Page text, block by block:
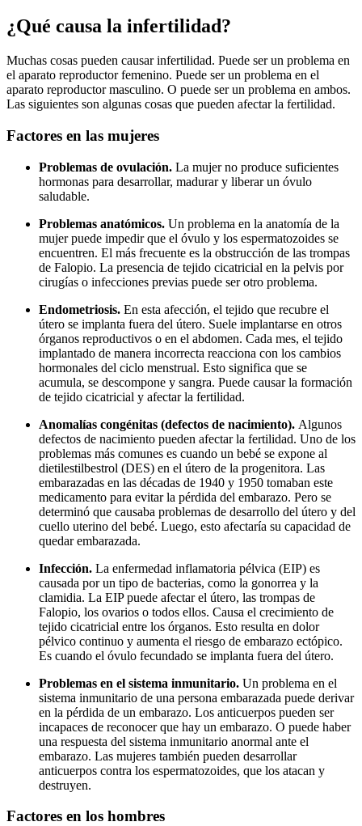
¿Qué causa la infertilidad?
Muchas cosas pueden causar infertilidad. Puede ser un problema en
el aparato reproductor femenino. Puede ser un problema en el
aparato reproductor masculino. O puede ser un problema en ambos.
Las siguientes son algunas cosas que pueden afectar la fertilidad.
Factores en las mujeres
Problemas de ovulación. La mujer no produce suficientes
hormonas para desarrollar, madurar y liberar un óvulo
saludable.
Problemas anatómicos. Un problema en la anatomía de la
mujer puede impedir que el óvulo y los espermatozoides se
encuentren. El más frecuente es la obstrucción de las trompas
de Falopio. La presencia de tejido cicatricial en la pelvis por
cirugías o infecciones previas puede ser otro problema.
Endometriosis. En esta afección, el tejido que recubre el
útero se implanta fuera del útero. Suele implantarse en otros
órganos reproductivos o en el abdomen. Cada mes, el tejido
implantado de manera incorrecta reacciona con los cambios
hormonales del ciclo menstrual. Esto significa que se
acumula, se descompone y sangra. Puede causar la formación
de tejido cicatricial y afectar la fertilidad.
Anomalías congénitas (defectos de nacimiento). Algunos
defectos de nacimiento pueden afectar la fertilidad. Uno de los
problemas más comunes es cuando un bebé se expone al
dietilestilbestrol (DES) en el útero de la progenitora. Las
embarazadas en las décadas de 1940 y 1950 tomaban este
medicamento para evitar la pérdida del embarazo. Pero se
determinó que causaba problemas de desarrollo del útero y del
cuello uterino del bebé. Luego, esto afectaría su capacidad de
quedar embarazada.
Infección. La enfermedad inflamatoria pélvica (EIP) es
causada por un tipo de bacterias, como la gonorrea y la
clamidia. La EIP puede afectar el útero, las trompas de
Falopio, los ovarios o todos ellos. Causa el crecimiento de
tejido cicatricial entre los órganos. Esto resulta en dolor
pélvico continuo y aumenta el riesgo de embarazo ectópico.
Es cuando el óvulo fecundado se implanta fuera del útero.
Problemas en el sistema inmunitario. Un problema en el
sistema inmunitario de una persona embarazada puede derivar
en la pérdida de un embarazo. Los anticuerpos pueden ser
incapaces de reconocer que hay un embarazo. O puede haber
una respuesta del sistema inmunitario anormal ante el
embarazo. Las mujeres también pueden desarrollar
anticuerpos contra los espermatozoides, que los atacan y
destruyen.
Factores en los hombres